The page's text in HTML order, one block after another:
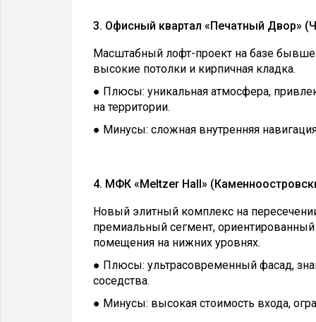
3. Офисный квартал «Печатный Двор»
Масштабный лофт-проект на базе
высокие потолки и кирпичная кладка.
● Плюсы: уникальная атмосфера,
на территории.
● Минусы: сложная внутренняя
4. МФК «Meltzer Hall»
Новый элитный комплекс на
премиальный сегмент,
помещения на нижних уровнях.
● Плюсы: ультрасовременный фасад,
соседства.
● Минусы: высокая стоимость входа,